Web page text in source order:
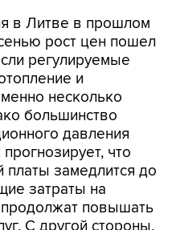
в Литве в прошлом
рост цен пошел
регулируемые
и
несколько
большинство
давления
что
платы замедлится до
затраты на
повышать